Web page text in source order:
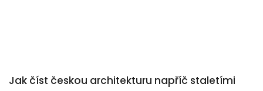
Jak číst českou architekturu napříč staletími